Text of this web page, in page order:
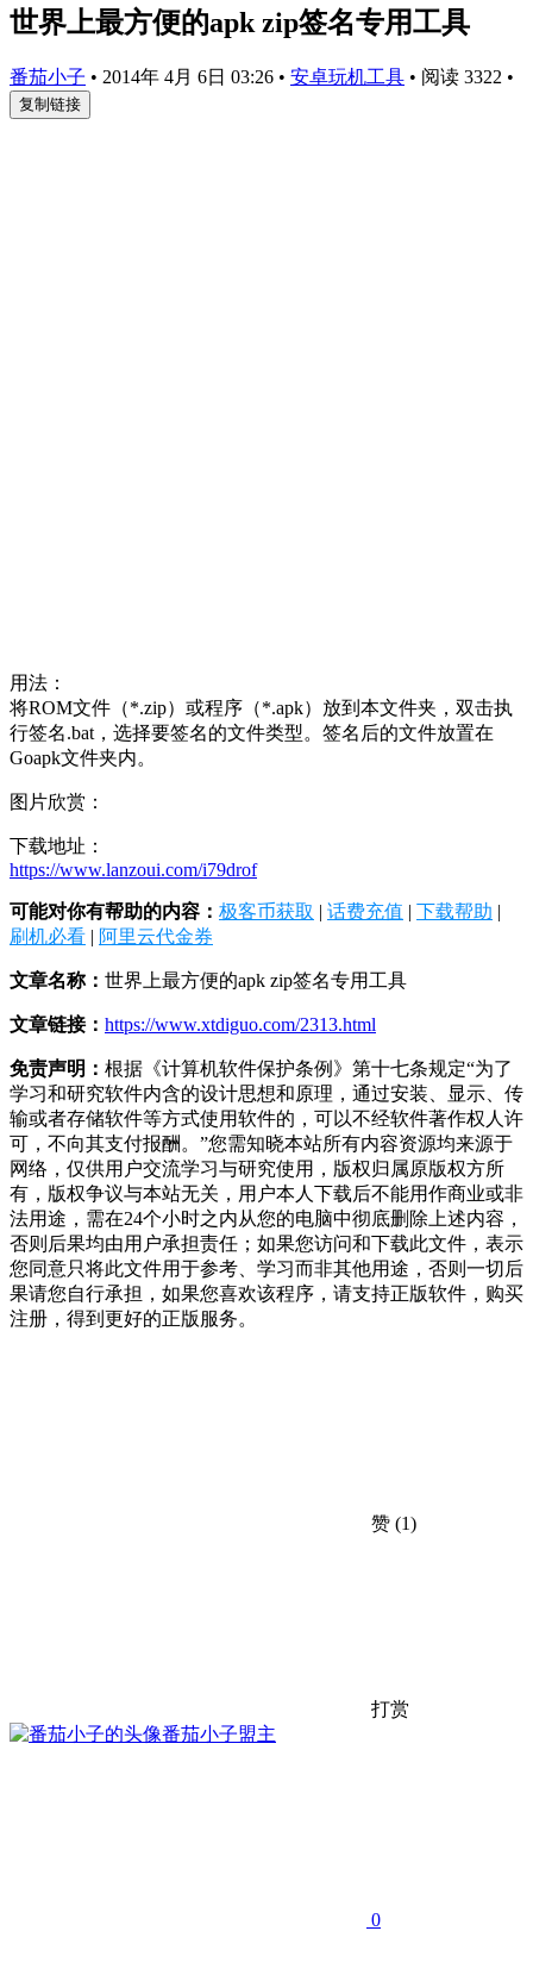
世界上最方便的apk zip签名专用工具
番茄小子 • 2014年 4月 6日 03:26 • 安卓玩机工具 • 阅读 3322 •
复制链接
用法：
将ROM文件（*.zip）或程序（*.apk）放到本文件夹，双击执
行签名.bat，选择要签名的文件类型。签名后的文件放置在
Goapk文件夹内。
图片欣赏：
下载地址：
https://www.lanzoui.com/i79drof
可能对你有帮助的内容： 极客币获取 | 话费充值 | 下载帮助 |
刷机必看 | 阿里云代金券
文章名称： 世界上最方便的apk zip签名专用工具
文章链接： https://www.xtdiguo.com/2313.html
免责声明： 根据《计算机软件保护条例》第十七条规定“为了
学习和研究软件内含的设计思想和原理，通过安装、显示、传
输或者存储软件等方式使用软件的，可以不经软件著作权人许
可，不向其支付报酬。”您需知晓本站所有内容资源均来源于
网络，仅供用户交流学习与研究使用，版权归属原版权方所
有，版权争议与本站无关，用户本人下载后不能用作商业或非
法用途，需在24个小时之内从您的电脑中彻底删除上述内容，
否则后果均由用户承担责任；如果您访问和下载此文件，表示
您同意只将此文件用于参考、学习而非其他用途，否则一切后
果请您自行承担，如果您喜欢该程序，请支持正版软件，购买
注册，得到更好的正版服务。
赞 (1)
打赏
番茄小子盟主
0